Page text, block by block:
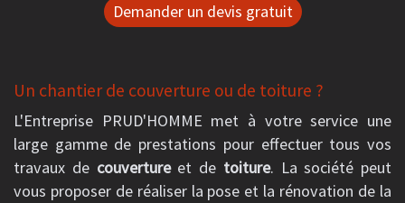
Demander un devis gratuit
Un chantier de couverture ou de toiture ?
L'Entreprise PRUD'HOMME met à votre service une
large gamme de prestations pour effectuer tous vos
travaux de couvertureet de toiture. La société peut
vous proposer de réaliser la pose et la rénovation de la